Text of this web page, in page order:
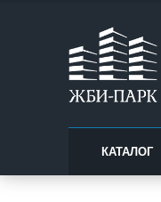
КАТАЛОГ